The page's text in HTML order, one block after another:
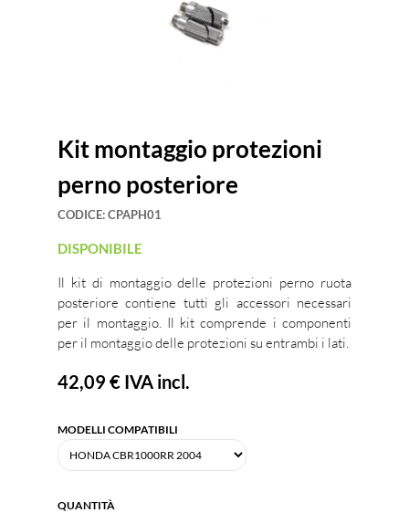
Kit montaggio protezioni
perno posteriore
CODICE:CPAPH01
DISPONIBILE
Il kit di montaggio delle protezioni perno ruota
posteriore contiene tutti gli accessori necessari
per il montaggio. Il kit comprende i componenti
per il montaggio delle protezioni su entrambi i lati.
42,09 € IVA incl.
MODELLI COMPATIBILI
QUANTITÀ